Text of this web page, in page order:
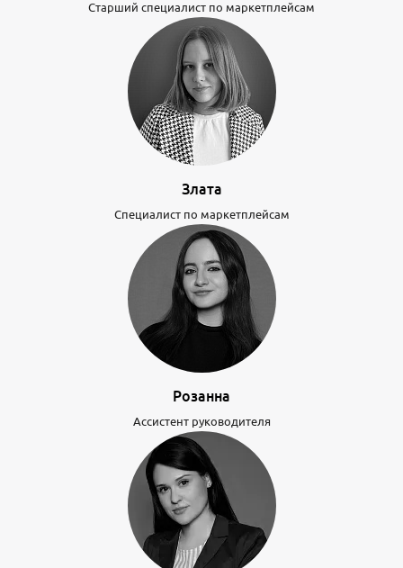
Старший специалист по маркетплейсам
Злата
Специалист по маркетплейсам
Розанна
Ассистент руководителя